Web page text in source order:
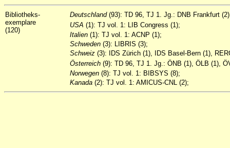
Bibliotheks-
exemplare
(120)
Deutschland (93): TD 96, TJ 1. Jg.: DNB Frankfurt
USA (1): TJ vol. 1: LIB Congress (1);
Italien (1): TJ vol. 1: ACNP (1);
Schweden (3): LIBRIS (3);
Schweiz (3): IDS Zürich (1), IDS Basel-Bern (1),
Österreich (9): TD 96, TJ 1. Jg.: ÖNB (1), ÖLB (1),
Norwegen (8): TJ vol. 1: BIBSYS (8);
Kanada (2): TJ vol. 1: AMICUS-CNL (2);